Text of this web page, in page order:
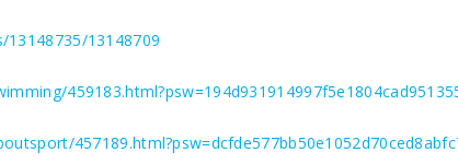
13148709